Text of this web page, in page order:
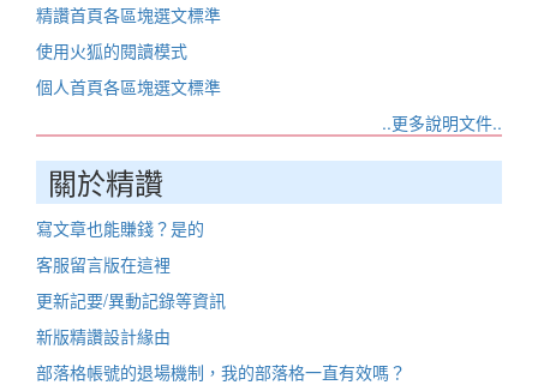
精讚首頁各區塊選文標準
使用火狐的閱讀模式
個人首頁各區塊選文標準
..更多說明文件..
關於精讚
寫文章也能賺錢？是的
客服留言版在這裡
更新記要/異動記錄等資訊
新版精讚設計緣由
部落格帳號的退場機制，我的部落格一直有效嗎？